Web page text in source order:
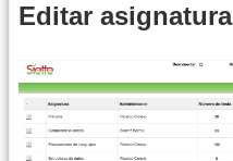
Editar asignatura